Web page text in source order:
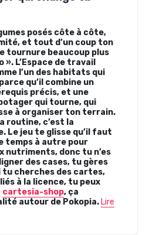
posés côte à côte,
et tout d’un coup ton
tournure beaucoup plus
». L’Espace de travail
l’un des habitats qui
qu’il combine un
précis, et une
qui tourne, qui
à organiser ton terrain.
routine, c’est la
Le jeu te glisse qu’il faut
temps à autre pour
nutriments, donc tu n’es
des cases, tu gères
tu cherches des cartes,
à la licence, tu peux
cartesia-shop, ça
autour de Pokopia. Lire